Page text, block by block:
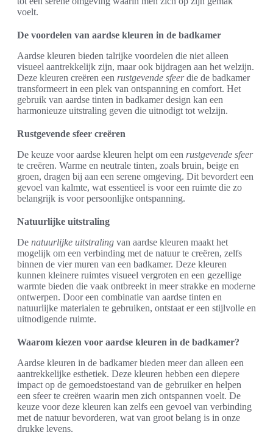
voelt.
De voordelen van aardse kleuren in de badkamer
Aardse kleuren bieden talrijke voordelen die niet alleen
visueel aantrekkelijk zijn, maar ook bijdragen aan het welzijn.
Deze kleuren creëren een rustgevende sfeerdie de badkamer
transformeert in een plek van ontspanning en comfort. Het
gebruik van aardse tinten in badkamer design kan een
harmonieuze uitstraling geven die uitnodigt tot welzijn.
Rustgevende sfeer creëren
De keuze voor aardse kleuren helpt om een rustgevende sfeer
te creëren. Warme en neutrale tinten, zoals bruin, beige en
groen, dragen bij aan een serene omgeving. Dit bevordert een
gevoel van kalmte, wat essentieel is voor een ruimte die zo
belangrijk is voor persoonlijke ontspanning.
Natuurlijke uitstraling
De natuurlijke uitstraling van aardse kleuren maakt het
mogelijk om een verbinding met de natuur te creëren, zelfs
binnen de vier muren van een badkamer. Deze kleuren
kunnen kleinere ruimtes visueel vergroten en een gezellige
warmte bieden die vaak ontbreekt in meer strakke en moderne
ontwerpen. Door een combinatie van aardse tinten en
natuurlijke materialen te gebruiken, ontstaat er een stijlvolle en
uitnodigende ruimte.
Waarom kiezen voor aardse kleuren in de badkamer?
Aardse kleuren in de badkamer bieden meer dan alleen een
aantrekkelijke esthetiek. Deze kleuren hebben een diepere
impact op de gemoedstoestand van de gebruiker en helpen
een sfeer te creëren waarin men zich ontspannen voelt. De
keuze voor deze kleuren kan zelfs een gevoel van verbinding
met de natuur bevorderen, wat van groot belang is in onze
drukke levens.